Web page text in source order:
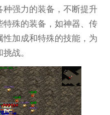
强力的装备，不断提升
特殊的装备，如神器、传
加成和特殊的技能，为
战。